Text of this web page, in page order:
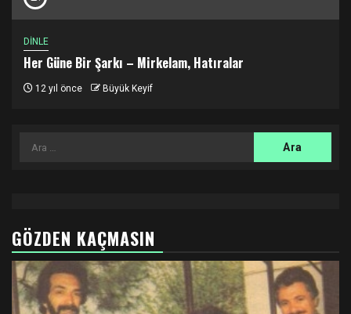
DİNLE
Her Güne Bir Şarkı – Mirkelam, Hatıralar
12 yıl önce Büyük Keyif
Arama:
GÖZDEN KAÇMASIN